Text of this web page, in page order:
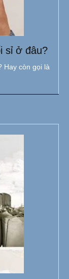
sỉ ở đâu?
Hay còn gọi là